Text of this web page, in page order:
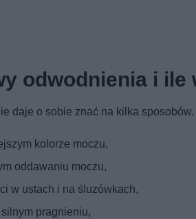
odwodnienia i ile
daje o sobie znać na kilka
kolorze moczu,
oddawaniu moczu,
w ustach i na śluzówkach,
pragnieniu,